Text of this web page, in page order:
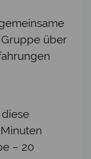
über
– 20